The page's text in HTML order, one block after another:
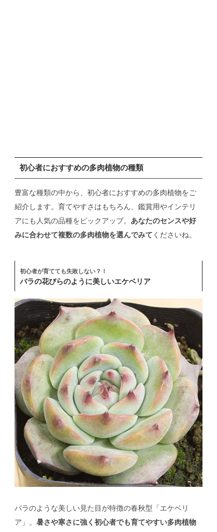
初心者におすすめの多肉植物の種類
豊富な種類の中から、初心者におすすめの多肉植物をご
紹介します。育てやすさはもちろん、鑑賞用やインテリ
アにも人気の品種をピックアップ。 あなたのセンスや好
みに合わせて複数の多肉植物を選んでみて くださいね。
初心者が育てても失敗しない？！
バラの花びらのように美しいエケベリア
バラのような美しい見た目が特徴の春秋型「エケベリ
ア」。 暑さや寒さに強く初心者でも育てやすい多肉植物